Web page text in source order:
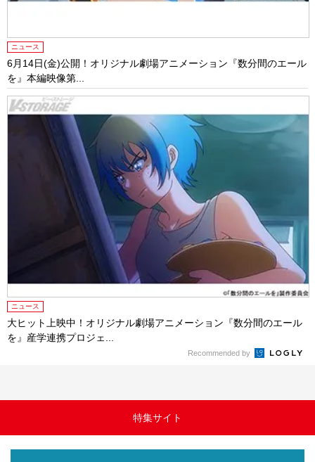
ニュース
6月14日(金)公開！オリジナル劇場アニメーション『数分間のエール
を』本編映像第...
ニュース
大ヒット上映中！オリジナル劇場アニメーション『数分間のエール
を』産学連携プロジェ...
Recommended by
特集サイト